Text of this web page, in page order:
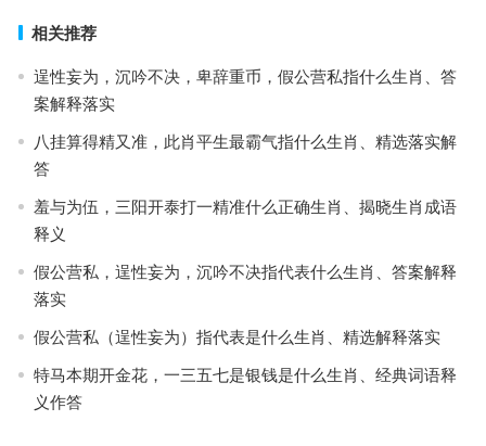
相关推荐
逞性妄为，沉吟不决，卑辞重币，假公营私指什么生肖、答
案解释落实
八挂算得精又准，此肖平生最霸气指什么生肖、精选落实解
答
羞与为伍，三阳开泰打一精准什么正确生肖、揭晓生肖成语
释义
假公营私，逞性妄为，沉吟不决指代表什么生肖、答案解释
落实
假公营私（逞性妄为）指代表是什么生肖、精选解释落实
特马本期开金花，一三五七是银钱是什么生肖、经典词语释
义作答